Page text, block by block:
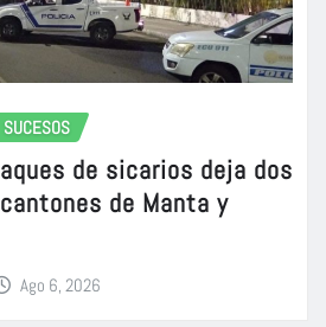
SUCESOS
de sicarios deja dos
de Manta y
Ago 6, 2026